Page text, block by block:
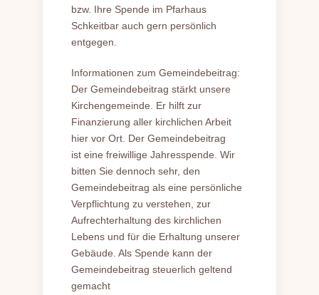
bzw. Ihre Spende im Pfarhaus
Schkeitbar auch gern persönlich
entgegen.
Informationen zum Gemeindebeitrag:
Der Gemeindebeitrag stärkt unsere
Kirchengemeinde. Er hilft zur
Finanzierung aller kirchlichen Arbeit
hier vor Ort. Der Gemeindebeitrag
ist eine freiwillige Jahresspende. Wir
bitten Sie dennoch sehr, den
Gemeindebeitrag als eine persönliche
Verpflichtung zu verstehen, zur
Aufrechterhaltung des kirchlichen
Lebens und für die Erhaltung unserer
Gebäude. Als Spende kann der
Gemeindebeitrag steuerlich geltend
gemacht